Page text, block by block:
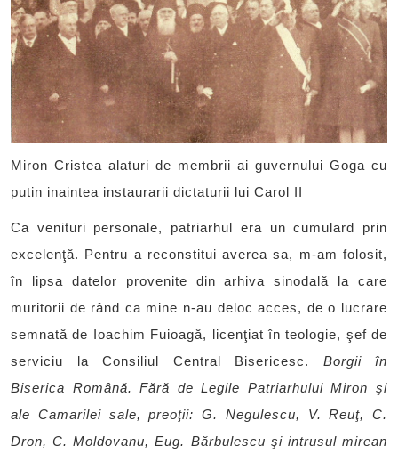
Miron Cristea alaturi de membrii ai guvernului Goga cu
putin inaintea instaurarii dictaturii lui Carol II
Ca venituri personale, patriarhul era un cumulard prin
excelenţă. Pentru a reconstitui averea sa, m-am folosit,
în lipsa datelor provenite din arhiva sinodală la care
muritorii de rând ca mine n-au deloc acces, de o lucrare
semnată de Ioachim Fuioagă, licenţiat în teologie, şef de
serviciu la Consiliul Central Bisericesc. Borgii în
Biserica Română. Fără de Legile Patriarhului Miron şi
ale Camarilei sale, preoţii: G. Negulescu, V. Reuţ, C.
Dron, C. Moldovanu, Eug. Bărbulescu şi intrusul mirean